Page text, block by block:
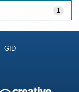
1
GID